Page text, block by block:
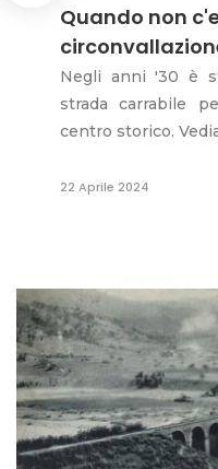
Quando non
Negli anni '30 è
strada carrabile
centro storico.
22 Aprile 2024